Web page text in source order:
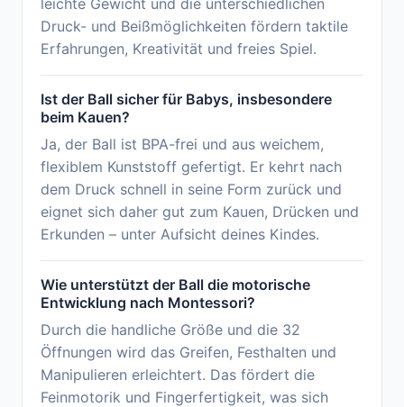
Druck- und Beißmöglichkeiten fördern taktile
Erfahrungen, Kreativität und freies Spiel.
Ist der Ball sicher für Babys, insbesondere
beim Kauen?
Ja, der Ball ist BPA-frei und aus weichem,
flexiblem Kunststoff gefertigt. Er kehrt nach
dem Druck schnell in seine Form zurück und
eignet sich daher gut zum Kauen, Drücken und
Erkunden – unter Aufsicht deines Kindes.
Wie unterstützt der Ball die motorische
Entwicklung nach Montessori?
Durch die handliche Größe und die 32
Öffnungen wird das Greifen, Festhalten und
Manipulieren erleichtert. Das fördert die
Feinmotorik und Fingerfertigkeit, was sich